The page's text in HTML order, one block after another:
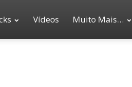
Vídeos Muito Mais…